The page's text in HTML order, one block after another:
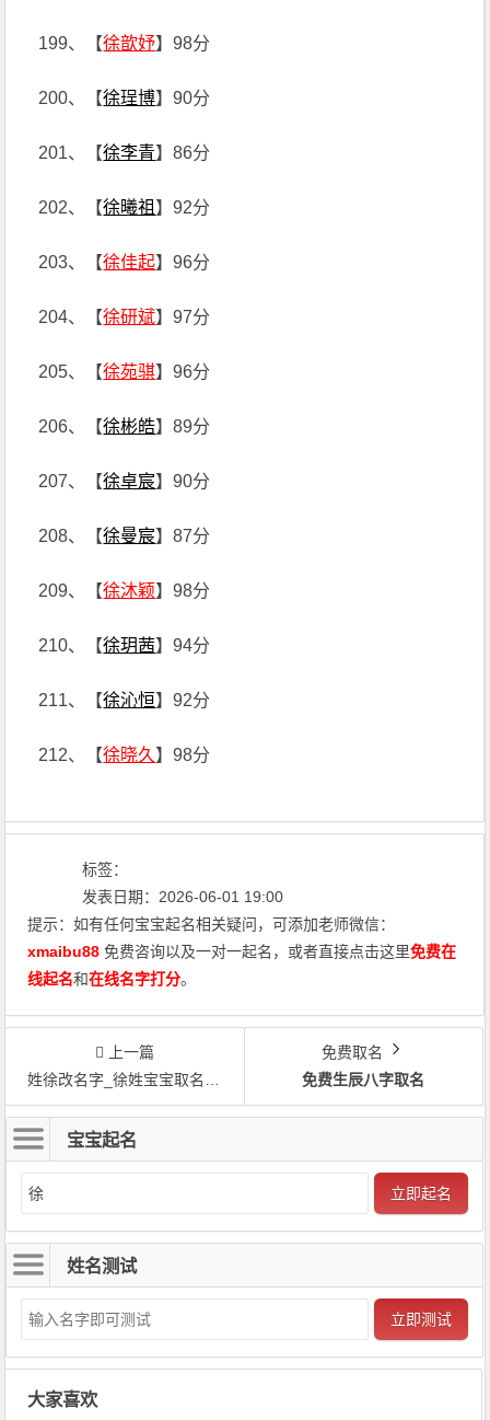
199、【徐歆妤】98分
200、【徐珵博】90分
201、【徐李青】86分
202、【徐曦祖 】92分
203、【徐佳起】96分
204、【徐研斌】97分
205、【徐苑骐】96分
206、【徐彬皓】89分
207、【徐卓宸】90分
208、【徐曼宸】87分
209、【徐沐颖】98分
210、【徐玥茜】94分
211、【徐沁恒】92分
212、【徐晓久 】98分
标签：
发表日期：2026-06-01 19:00
提示：如有任何宝宝起名相关疑问，可添加老师微信：
xmaibu88免费咨询以及一对一起名，或者直接点击这里免费在
线起名和在线名字打分。
上一篇
姓徐改名字_徐姓宝宝取名徐思雅
免费取名
免费生辰八字取名
宝宝起名
立即起名
姓名测试
立即测试
大家喜欢